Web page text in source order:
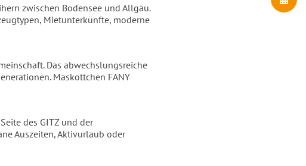
zwischen Bodensee und Allgäu.
Mietunterkünfte, moderne
Das abwechslungsreiche
Maskottchen FANY
des GITZ und der
Auszeiten, Aktivurlaub oder